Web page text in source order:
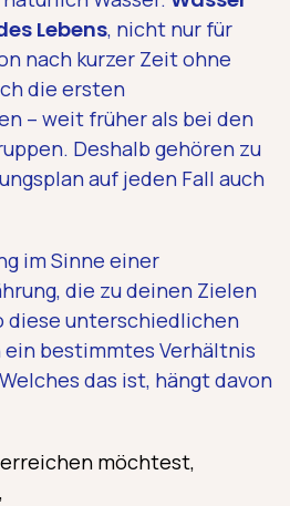
Lebens, nicht nur für
nach kurzer Zeit ohne
die ersten
– weit früher als bei den
Deshalb gehören zu
auf jeden Fall auch
im Sinne einer
die zu deinen Zielen
diese unterschiedlichen
bestimmtes Verhältnis
das ist, hängt davon
möchtest,